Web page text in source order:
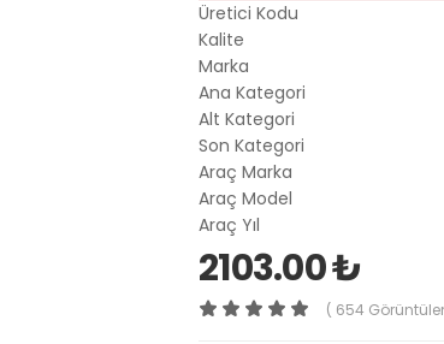
Üretici Kodu
Kalite
Marka
Ana Kategori
Alt Kategori
Son Kategori
Araç Marka
Araç Model
Araç Yıl
2103.00 ₺
( 654